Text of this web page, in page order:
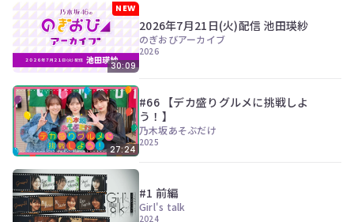
NEW
30:09
2026年7月21日(火)配信 池田瑛紗
のぎおびアーカイブ
2026
27:24
#66 【デカ盛りグルメに挑戦しよ
う！】
乃木坂あそぶだけ
2025
#1 前編
Girl's talk
2024